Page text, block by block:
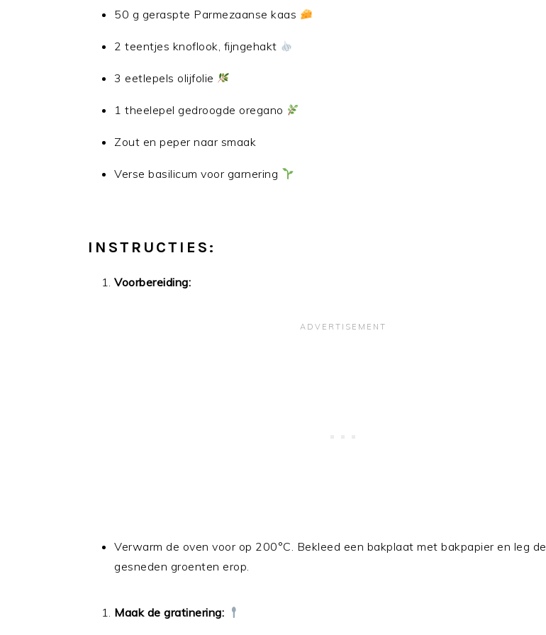
50 g geraspte Parmezaanse kaas
2 teentjes knoflook, fijngehakt
3 eetlepels olijfolie
1 theelepel gedroogde oregano
Zout en peper naar smaak
Verse basilicum voor garnering
INSTRUCTIES:
Voorbereiding:
Verwarm de oven voor op 200°C. Bekleed een bakplaat met bakpapier en leg de
gesneden groenten erop.
Maak de gratinering: